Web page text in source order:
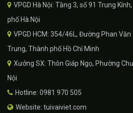
VPGD Hà Nội: Tầng 3, số 91 Trung
phố Hà Nội
VPGD HCM: 354/46L, Đường Phan
Trung, Thành phố Hồ Chí Minh
Xưởng SX: Thôn Giáp Ngọ, Phường
Nội
Hotline: 0981 970 505
Website: tuivaiviet.com